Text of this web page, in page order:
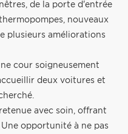
de la porte d'entrée
nouveaux
plusieurs améliorations
cour soigneusement
deux voitures et
avec soin, offrant
opportunité à ne pas